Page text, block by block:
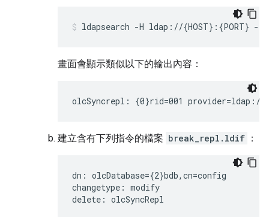
ldapsearch -H ldap://{HOST}:{PORT}
畫面會顯示類似以下的輸出內容：
olcSyncrepl: {0}rid=001 provider=ldap://
建立含有下列指令的檔案 break_repl.ldif ：
dn: olcDatabase={2}bdb,cn=config
changetype: modify
delete: olcSyncRepl